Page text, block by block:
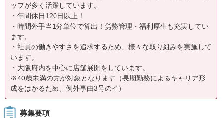
ッフが多く活躍しています。
・年間休日120日以上！
・時間外手当1分単位で算出！労務管理・福利厚生も充実してい
ます。
・社員の働きやすさを追求するため、様々な取り組みを実施して
います。
・大阪府内を中心に店舗展開をしています。
※40歳未満の方が対象となります（長期勤務によるキャリア形
成をはかるため、例外事由3号のイ）
募集要項